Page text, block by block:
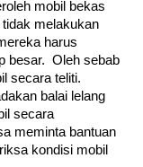
mobil bekas
melakukan
harus
besar.  Oleh sebab
secara teliti.
balai lelang
secara
meminta bantuan
kondisi mobil